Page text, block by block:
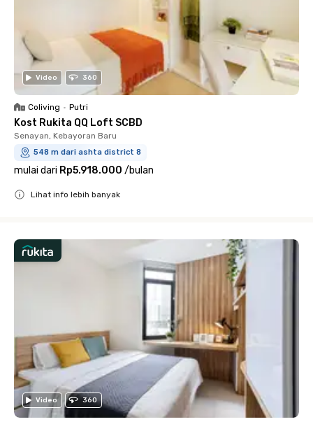
Video 360
Coliving • Putri
Kost Rukita QQ Loft SCBD
Senayan, Kebayoran Baru
548 m dari ashta district 8
mulai dari Rp5.918.000 /bulan
Lihat info lebih banyak
Video 360